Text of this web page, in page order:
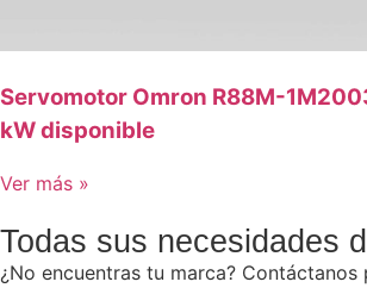
Servomotor Omron R88M-
kW disponible
Ver más »
Todas sus necesidades
¿No encuentras tu marca? Contáctanos